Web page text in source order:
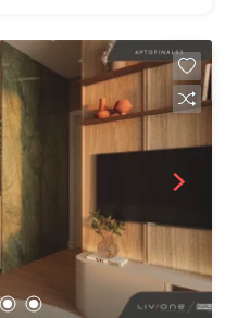
Solarium Mirante
interno e externo
Wine bar
Minimarket
ao lado do
à Rodovia
pensada também
Fale
as melhores
primeiro imóvel ou